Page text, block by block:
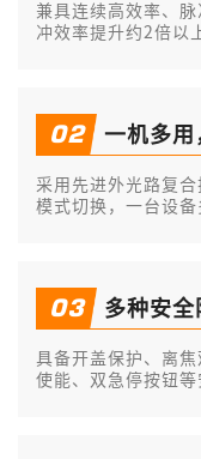
兼具连续高效率、
冲效率提升约2倍以
02 一机多用
采用先进外光路复
模式切换，一台设备
03 多种安全
具备开盖保护、离
使能、双急停按钮等